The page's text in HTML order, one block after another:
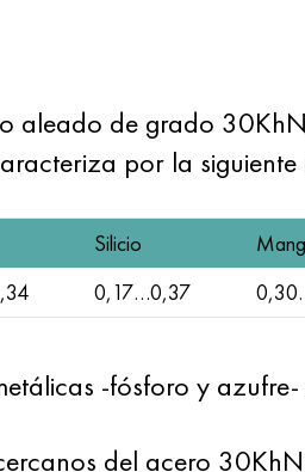
aleado de grado
por la
Silicio
0,17…0,37
-fósforo y
del acero